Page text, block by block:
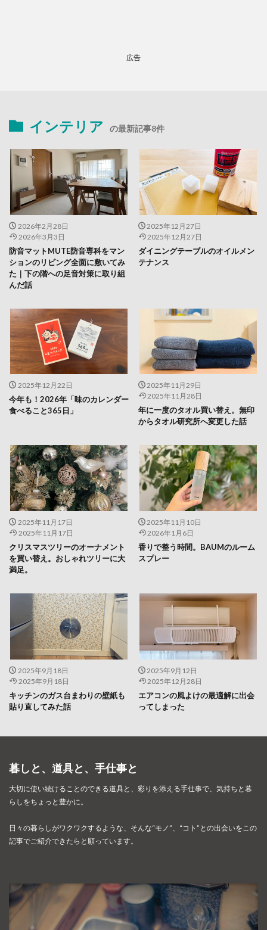
広告
インテリア の最新記事8件
2026年2月28日
2026年3月3日
防音マットMUTE防音専科をマン
ションのリビング全面に敷いてみ
た｜下の階への足音対策に取り組
んだ話
2025年12月27日
2025年12月27日
ダイニングテーブルのオイルメン
テナンス
2025年12月22日
今年も！2026年「味のカレンダー
食べること365日」
2025年11月29日
2025年11月28日
年に一度のタオル買い替え。無印
からタオル研究所へ変更した話
2025年11月17日
2025年11月17日
クリスマスツリーのオーナメント
を買い替え。おしゃれツリーに大
満足。
2025年11月10日
2026年1月6日
香りで整う時間。BAUMのルーム
スプレー
2025年9月18日
2025年9月18日
キッチンのガス台まわりの壁紙も
貼り直してみた話
2025年9月12日
2025年12月28日
エアコンの風よけの最適解に出会
ってしまった
暮しと、道具と、手仕事と
大切に使い続けることのできる道具と、彩りを添える手仕事で、 気持ちと暮
らしをちょっと豊かに。
日々の暮らしがワクワクするような、そんな“モノ”、“コト”との出会いをこの
記事でご紹介できたらと願っています。